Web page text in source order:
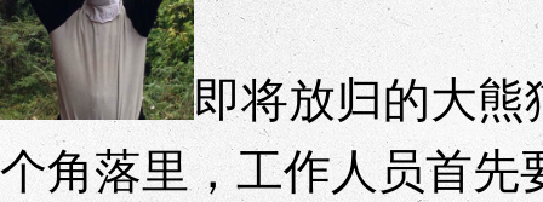
即将放归的大
个角落里，工作人员首